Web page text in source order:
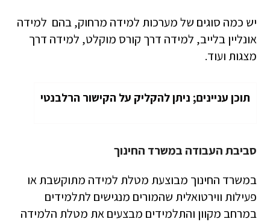
יש כמה סוגים של מערכות למידה מרחוק, בהם למידה
אונליין בלייב, למידה דרך קורס מוקלט, למידה דרך
מצגות ועוד.
תוכן עניינים; ניתן להקליק על הקישור הרלבנטי
סביבת העבודה במשרד החינוך
במשרד החינוך מבוצעת מטלת למידה מתוקשבת או
פעילות ווירטואלית שהמורים מנגישים לתלמידים
במרחב מקוון והתלמידים מבצעים את מטלת הלמידה